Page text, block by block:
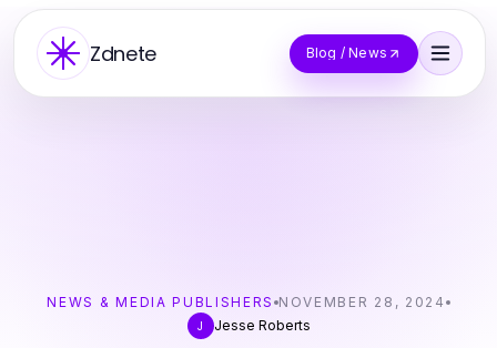
Zdnete Blog / News
NEWS & MEDIA PUBLISHERS NOVEMBER 28, 2024
J
Jesse Roberts